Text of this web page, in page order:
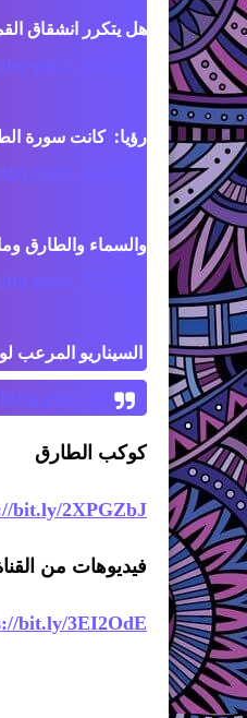
post_80.html
post_94.html
post_72.html
السيناريو المرعب
post_0.html
كوكب الطارق
bit.ly/2XPGZbJ
فيديوهات من
bit.ly/3EI2OdE